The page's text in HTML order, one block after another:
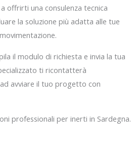
offrirti una consulenza tecnica
la soluzione più adatta alle tue
il modulo di richiesta e invia la tua
ti ricontatterà
avviare il tuo progetto con
professionali per inerti in Sardegna.